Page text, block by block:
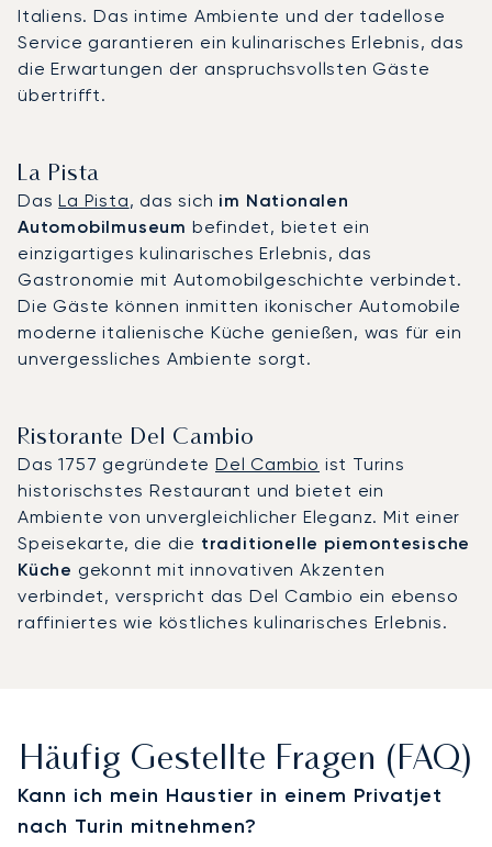
Italiens. Das intime Ambiente und der tadellose
Service garantieren ein kulinarisches Erlebnis, das
die Erwartungen der anspruchsvollsten Gäste
übertrifft.
La Pista
DasLa Pista, das sich im Nationalen
Automobilmuseum befindet, bietet ein
einzigartiges kulinarisches Erlebnis, das
Gastronomie mit Automobilgeschichte verbindet.
Die Gäste können inmitten ikonischer Automobile
moderne italienische Küche genießen, was für ein
unvergessliches Ambiente sorgt.
Ristorante Del Cambio
Das 1757 gegründeteDel Cambio ist Turins
historischstes Restaurant und bietet ein
Ambiente von unvergleichlicher Eleganz. Mit einer
Speisekarte, die die traditionelle piemontesische
Küche gekonnt mit innovativen Akzenten
verbindet, verspricht das Del Cambio ein ebenso
raffiniertes wie köstliches kulinarisches Erlebnis.
Häufig Gestellte Fragen (FAQ)
Kann ich mein Haustier in einem Privatjet
nach Turin mitnehmen?